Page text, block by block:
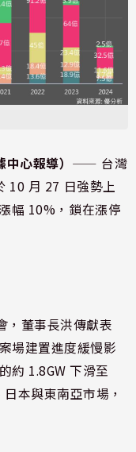
心報導） ⸺ 台灣
10 月 27 日強勢上
幅 10%，鎖在漲停
，董事長洪傳獻表
場建置進度緩慢影
約 1.8GW 下滑至
本與東南亞市場，